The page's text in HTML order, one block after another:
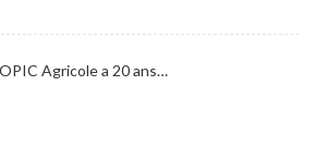
Agricole a 20 ans…